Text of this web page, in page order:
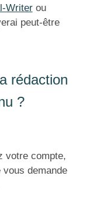
Writerou
peut-être
rédaction
?
votre compte,
demande